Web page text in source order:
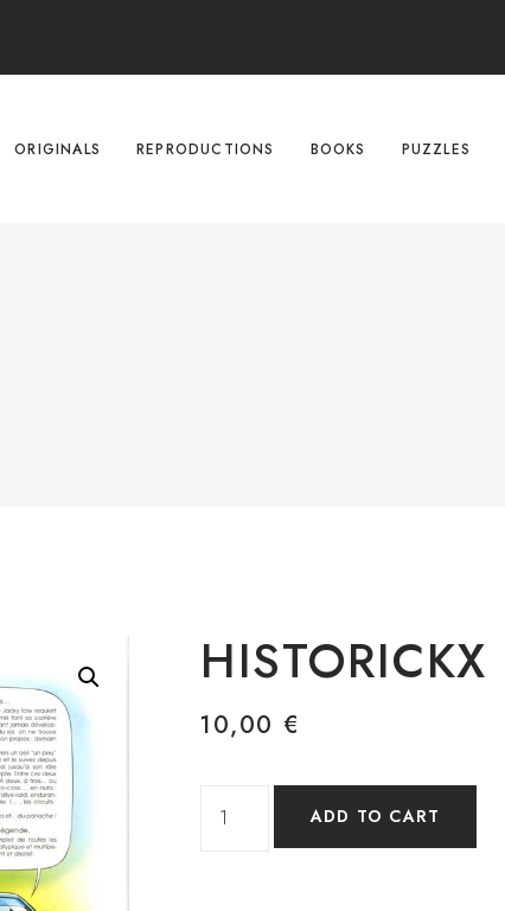
ORIGINALS REPRODUCTIONS BOOKS PUZZLES
HISTORICKX
10,00 €
ADD TO CART